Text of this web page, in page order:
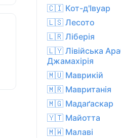
🇨🇮 Кот-д'Івуар
🇱🇸 Лесото
🇱🇷 Ліберія
🇱🇾 Лівійська
Джамахірія
🇲🇺 Маврикій
🇲🇷 Мавританія
🇲🇬 Мадаґаскар
🇾🇹 Майотта
🇲🇼 Малаві